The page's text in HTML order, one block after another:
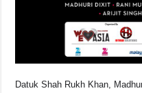
Datuk Shah Rukh Khan,